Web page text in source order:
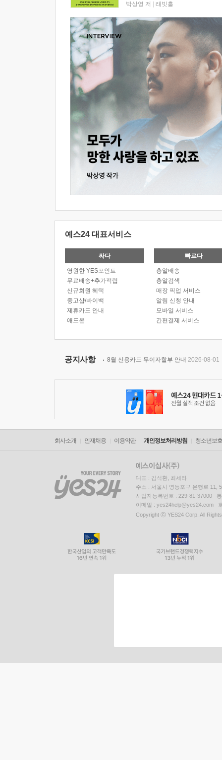
박상영 저 래빗홀
예스24 대표서비스
싸다
영원한 YES포인트
무료배송+추가적립
신규회원 혜택
중고샵/바이백
제휴카드 안내
애드온
빠르다
총알배송
총알검색
매장 픽업 서비스
알림 신청 안내
모바일 서비스
간편결제 서비스
공지사항 8월 신용카드 무이자할부 안내 2026-08-01
회사소개 인재채용 이용약관 개인정보처리방침 청소년보
대표 : 김석환, 최세라
주소 : 서울시 영등포구 은행로 11,
사업자등록번호 : 229-81-37000
이메일 : yes24help@yes24.com
Copyright ⓒ YES24 Corp. All